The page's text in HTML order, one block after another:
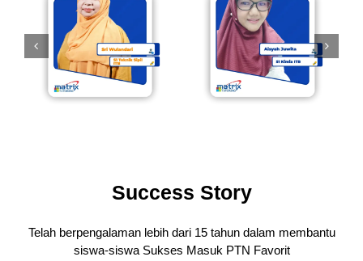
Success Story
Telah berpengalaman lebih dari 15 tahun dalam membantu
siswa-siswa Sukses Masuk PTN Favorit